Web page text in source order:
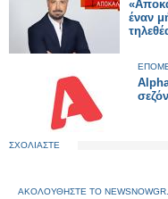
έναν
ΣΧΟΛΙΑΣΤΕ
ΑΚΟΛΟΥΘΗΣΤΕ ΤΟ